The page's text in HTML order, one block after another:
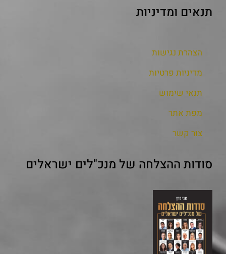
תנאים ומדיניות
הצהרת נגישות
מדיניות פרטיות
תנאי שימוש
מפת אתר
צור קשר
סודות ההצלחה של מנכ"לים ישראלים